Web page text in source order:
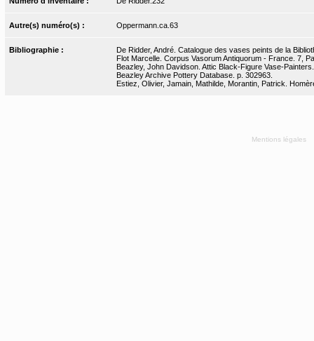
Autre(s) numéro(s) : Oppermann.ca.63
Bibliographie :
De Ridder, André. Catalogue des vases peints de la
Flot Marcelle. Corpus Vasorum Antiquorum - France. 7,
Beazley, John Davidson. Attic Black-Figure Vase-
Beazley Archive Pottery Database. p. 302963.
Estiez, Olivier, Jamain, Mathilde, Morantin, Patrick.
Mentions légales